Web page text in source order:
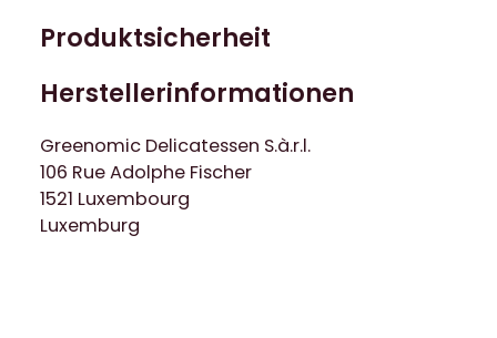
Produktsicherheit
Herstellerinformationen
Greenomic Delicatessen S.à.r.l.
106 Rue Adolphe Fischer
1521 Luxembourg
Luxemburg